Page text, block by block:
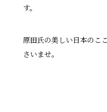
す。
原田氏の美しい日本のこ
さいませ。